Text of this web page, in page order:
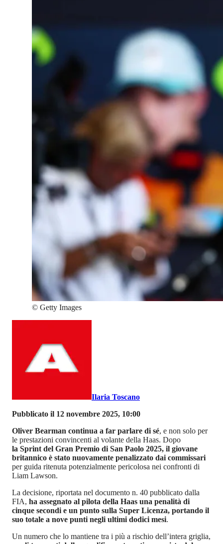
© Getty Images
Ilaria Toscano
Pubblicato il 12 novembre 2025, 10:00
Oliver Bearman continua a far parlare di sé, e non solo per
le prestazioni convincenti al volante della Haas. Dopo
la Sprint del Gran Premio di San Paolo 2025, il giovane
britannico è stato nuovamente penalizzato dai commissari
per guida ritenuta potenzialmente pericolosa nei confronti di
Liam Lawson.
La decisione, riportata nel documento n. 40 pubblicato dalla
FIA, ha assegnato al pilota della Haas una penalità di
cinque secondi e un punto sulla Super Licenza, portando il
suo totale a nove punti negli ultimi dodici mesi.
Un numero che lo mantiene tra i più a rischio dell’intera griglia,